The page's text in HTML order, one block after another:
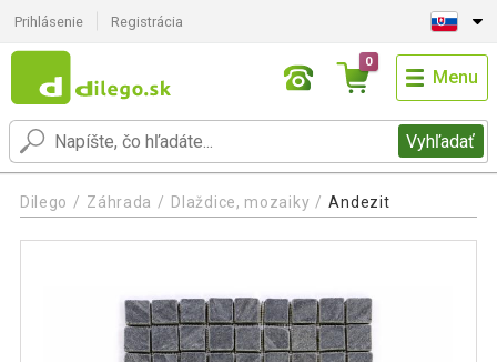
Prihlásenie Registrácia
Vyhľadať
0
Menu
Dilego Záhrada Dlaždice, mozaiky Andezit